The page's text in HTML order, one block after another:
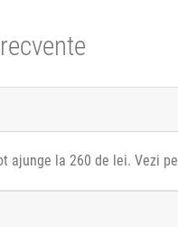
la 260 de lei. Vezi